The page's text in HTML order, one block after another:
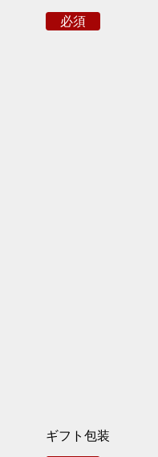
必須
ギフト包装